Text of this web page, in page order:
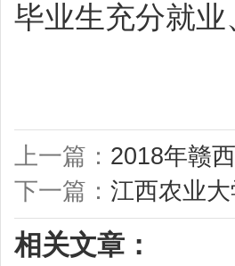
毕业生充分就
上一篇： 2018年赣
下一篇： 江西农业
相关文章：